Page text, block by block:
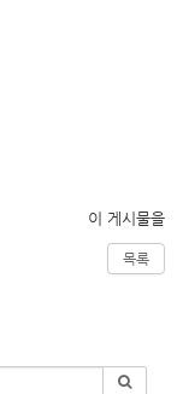
이 게시물을
목록